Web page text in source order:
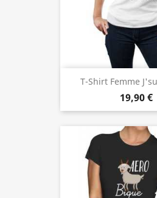
T-Shirt Femme
19,90 €